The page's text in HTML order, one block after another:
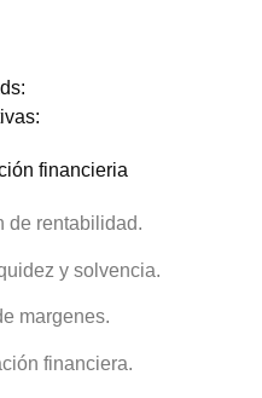
financieria
de rentabilidad.
y solvencia.
margenes.
financiera.